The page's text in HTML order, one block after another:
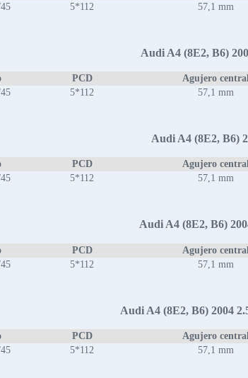
5*112 57,1 mm
Audi A4 (8E2, B6)
PCD Agujero
5*112 57,1 mm
Audi A4 (8E2, B6)
PCD Agujero
5*112 57,1 mm
Audi A4 (8E2, B6)
PCD Agujero central
5*112 57,1 mm
Audi A4 (8E2, B6) 2004
PCD Agujero
5*112 57,1 mm